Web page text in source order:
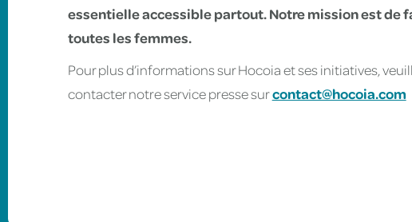
essentielle accessible partout. Notre mission est de
toutes les femmes.
Pour plus d’informations sur Hocoia et ses initiatives,
contacter notre service presse surcontact@hocoia.com